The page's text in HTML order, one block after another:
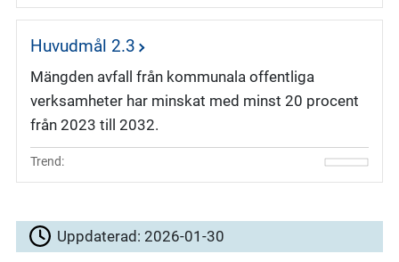
Huvudmål 2.3
Mängden avfall från kommunala offentliga
verksamheter har minskat med minst 20 procent
från 2023 till 2032.
Trend:
Uppdaterad:2026-01-30